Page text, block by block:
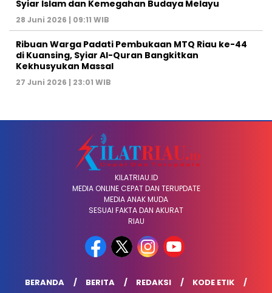
Syiar Islam dan Kemegahan Budaya Melayu
28 Juni 2026 | 09:11 WIB
Ribuan Warga Padati Pembukaan MTQ Riau ke-44
di Kuansing, Syiar Al-Quran Bangkitkan
Kekhusyukan Massal
27 Juni 2026 | 23:01 WIB
KILATRIAU.ID
MEDIA ONLINE CEPAT DAN TERUPDATE
MEDIA ANAK MUDA
SESUAI FAKTA DAN AKURAT
RIAU
BERANDA BERITA REDAKSI
KODE ETIK